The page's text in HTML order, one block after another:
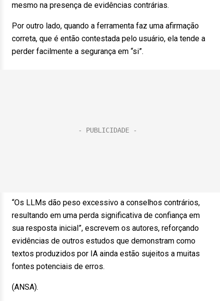
mesmo na presença de evidências contrárias.
Por outro lado, quando a ferramenta faz uma afirmação
correta, que é então contestada pelo usuário, ela tende a
perder facilmente a segurança em “si”.
“Os LLMs dão peso excessivo a conselhos contrários,
resultando em uma perda significativa de confiança em
sua resposta inicial”, escrevem os autores, reforçando
evidências de outros estudos que demonstram como
textos produzidos por IA ainda estão sujeitos a muitas
fontes potenciais de erros.
(ANSA).